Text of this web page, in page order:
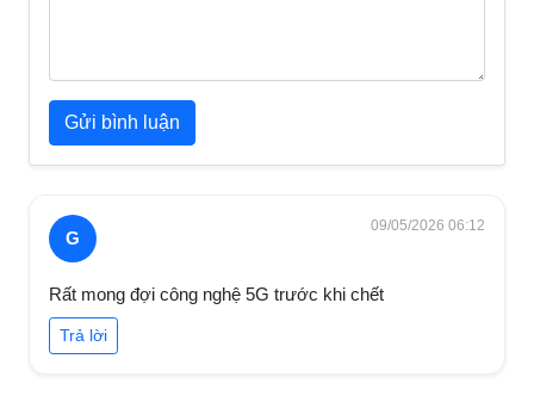
Gửi bình luận
G
09/05/2026 06:12
Rất mong đợi công nghệ 5G trước khi chết
Trả lời